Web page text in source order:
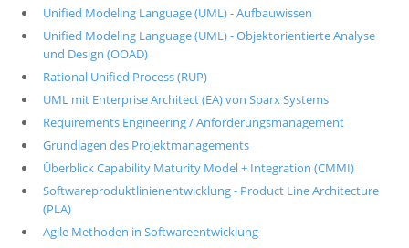
Unified Modeling Language (UML) - Aufbauwissen
Unified Modeling Language (UML) - Objektorientierte Analyse
und Design (OOAD)
Rational Unified Process (RUP)
UML mit Enterprise Architect (EA) von Sparx Systems
Requirements Engineering / Anforderungsmanagement
Grundlagen des Projektmanagements
Überblick Capability Maturity Model + Integration (CMMI)
Softwareproduktlinienentwicklung - Product Line Architecture
(PLA)
Agile Methoden in Softwareentwicklung